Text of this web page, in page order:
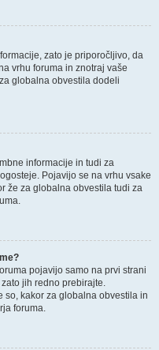
zato je priporočljivo, da
vrhu foruma in znotraj vaše
globalna obvestila dodeli
informacije in tudi za
Pojavijo se na vrhu vsake
že za globalna obvestila tudi za
pojavijo samo na prvi strani
jih redno prebirajte.
so, kakor za globalna obvestila in
foruma.